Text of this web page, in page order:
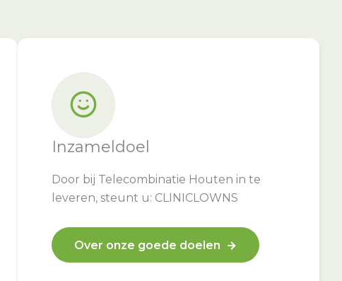
Inzameldoel
Door bij Telecombinatie Houten in te
leveren, steunt u: CLINICLOWNS
Over onze goede doelen